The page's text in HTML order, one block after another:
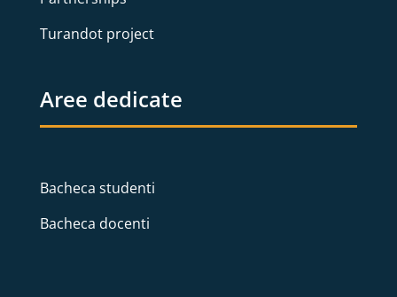
Turandot project
Aree dedicate
Bacheca studenti
Bacheca docenti